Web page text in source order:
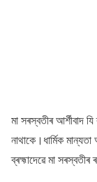
মা সৰস্বতীৰ আৰ্শীবাদ
নাথাকে।ধাৰ্মিক
ব্ৰহ্মাদেৱে মা